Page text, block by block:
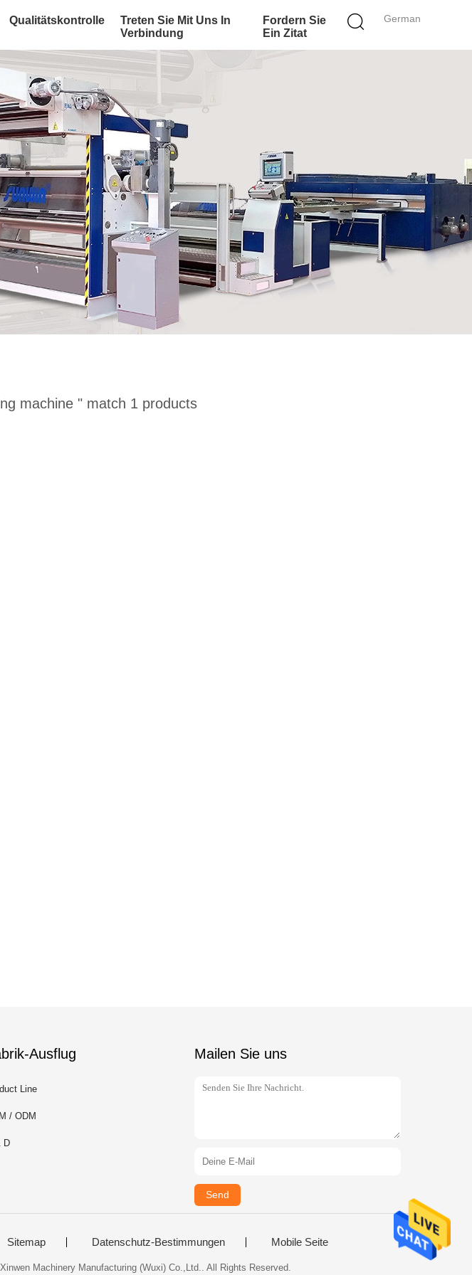
German
Qualitätskontrolle
Treten Sie Mit Uns In
Verbindung
Fordern Sie
Ein Zitat
machine " match 1 products
Ausflug
Line
/ ODM
D
Mailen Sie uns
Send
Sitemap Datenschutz-Bestimmungen Mobile Seite
Machinery Manufacturing (Wuxi) Co.,Ltd.. All Rights Reserved.